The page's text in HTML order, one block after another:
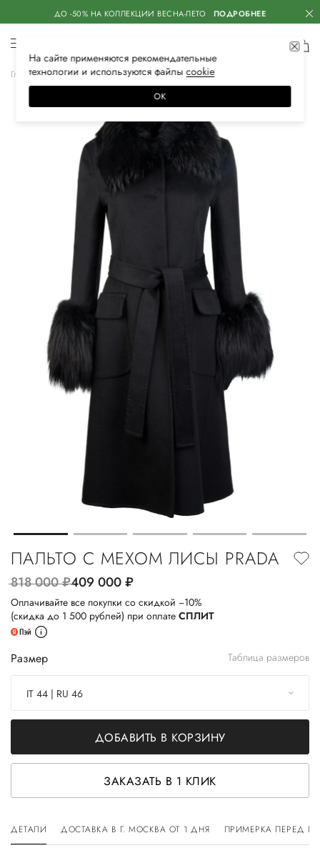
ДО -50% НА КОЛЛЕКЦИИ ВЕСНА-ЛЕТО ПОДРОБНЕЕ
Главная Женская Одежда Верхняя одежда Пальто
ПАЛЬТО С МЕХОМ ЛИСЫ PRADA
818 000руб.409 000руб.
Оплачивайте все покупки со скидкой −10%
(скидка до 1 500 рублей) при оплате СПЛИТ
Размер Таблица размеров
IT 44 | RU 46
ДОБАВИТЬ В КОРЗИНУ
ЗАКАЗАТЬ В 1 КЛИК
ДЕТАЛИ ДОСТАВКА В Г. МОСКВА ОТ 1 ДНЯ ПРИМЕРКА ПЕРЕД
На сайте применяются рекомендательные
технологии и используются файлысооkiе
ОК